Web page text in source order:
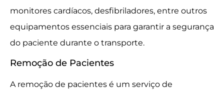
monitores cardíacos, desfibriladores, entre outros
equipamentos essenciais para garantir a segurança
do paciente durante o transporte.
Remoção de Pacientes
A remoção de pacientes é um serviço de